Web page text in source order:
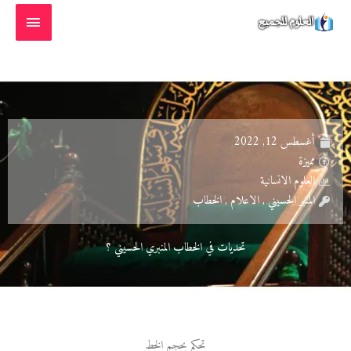
القائمة
الرئيسية
أغسطس 12, 2022
مميزة
العلوم الانسانية
المنبر الحسيني , الاعلام , الخطاب
تحديات في الخطاب المنبري الحسيني ؟
تحكم بحجم الخط